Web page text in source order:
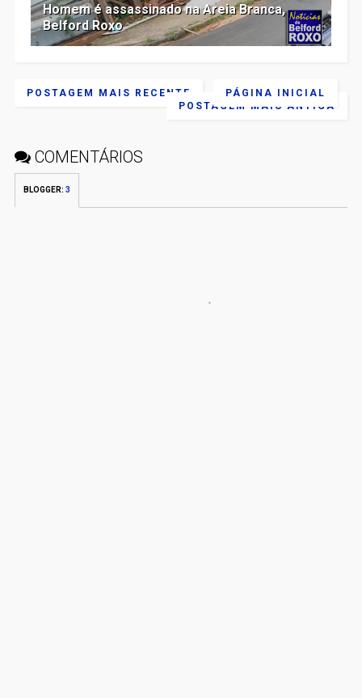
Homem é assassinado na Areia Branca,
Belford Roxo
POSTAGEM MAIS RECENTE
POSTAGEM MAIS ANTIGA
PÁGINA INICIAL
COMENTÁRIOS
BLOGGER: 3